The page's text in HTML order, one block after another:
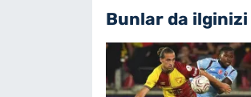
Bunlar da